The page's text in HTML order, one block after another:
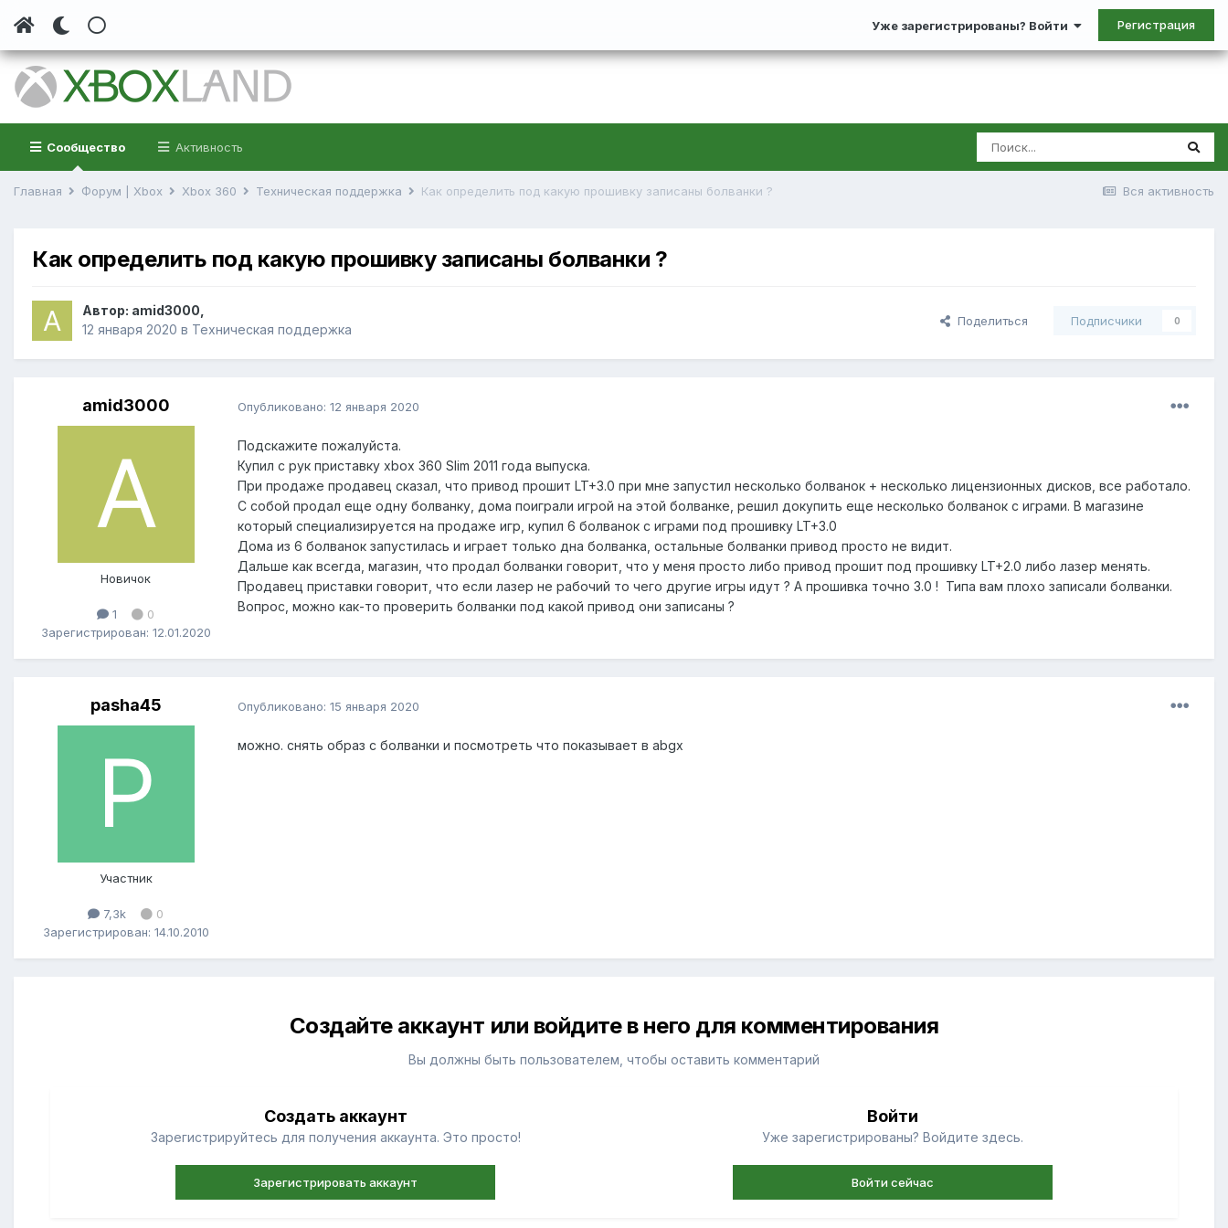
Уже зарегистрированы? Войти Регистрация
Сообщество Активность
Вся активность
Главная Форум | Xbox Xbox 360 Техническая поддержка Как определить под какую прошивку записаны болванки ?
Как определить под какую прошивку записаны болванки ?
Автор: amid3000
12 января 2020 в Техническая поддержка
Поделиться Подписчики 0
amid3000
Новичок
1
0
Зарегистрирован: 12.01.2020
Опубликовано: 12 января 2020
Подскажите пожалуйста.
Купил с рук приставку xbox 360 Slim 2011 года выпуска.
При продаже продавец сказал, что привод прошит LT+3.0 при мне запустил несколько болванок + несколько лицензионных дисков, все работало.
С собой продал еще одну болванку, дома поиграли игрой на этой болванке, решил докупить еще несколько болванок с играми. В магазине
который специализируется на продаже игр, купил 6 болванок с играми под прошивку LT+3.0
Дома из 6 болванок запустилась и играет только дна болванка, остальные болванки привод просто не видит.
Дальше как всегда, магазин, что продал болванки говорит, что у меня просто либо привод прошит под прошивку LT+2.0 либо лазер менять.
Продавец приставки говорит, что если лазер не рабочий то чего другие игры идут ? А прошивка точно 3.0 ! Типа вам плохо записали болванки.
Вопрос, можно как-то проверить болванки под какой привод они записаны ?
pasha45
Участник
7,3k
0
Зарегистрирован: 14.10.2010
Опубликовано: 15 января 2020
можно. снять образ с болванки и посмотреть что показывает в abgx
Создайте аккаунт или войдите в него для комментирования
Вы должны быть пользователем, чтобы оставить комментарий
Создать аккаунт
Зарегистрируйтесь для получения аккаунта. Это просто!
Зарегистрировать аккаунт
Войти
Уже зарегистрированы? Войдите здесь.
Войти сейчас